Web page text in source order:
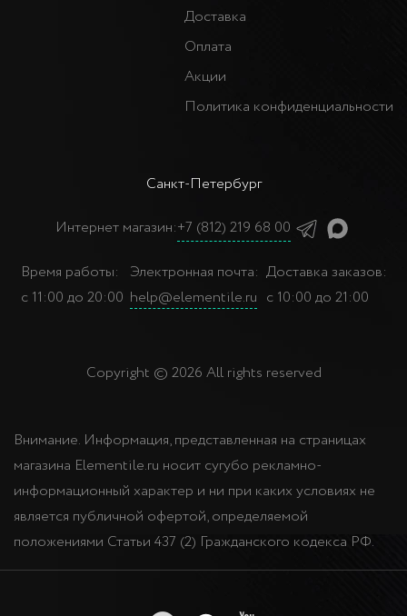
Санкт-Петербург
Интернет магазин:+7 (812) 219 68 00
Время работы:
с 11:00 до 20:00
Электронная почта:
help@elementile.ru
Доставка заказов:
с 10:00 до 21:00
Доставка
Оплата
Акции
Политика конфиденциальности
Copyright © 2026 All rights reserved
Внимание. Информация, представленная на страницах
магазина Elementile.ru носит сугубо рекламно-
информационный характер и ни при каких условиях не
является публичной офертой, определяемой
положениями Статьи 437 (2) Гражданского кодекса РФ.